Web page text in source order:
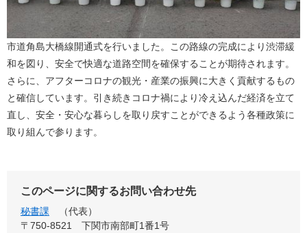
市道角島大橋線開通式を行いました。この路線の完成により渋滞緩
和を図り、安全で快適な道路空間を確保することが期待されます。
さらに、アフターコロナの観光・産業の振興に大きく貢献するもの
と確信しています。引き続きコロナ禍により冷え込んだ経済を立て
直し、安全・安心な暮らしを取り戻すことができるよう各種政策に
取り組んで参ります。
このページに関するお問い合わせ先
秘書課
代表
〒750-8521
下関市南部町1番1号